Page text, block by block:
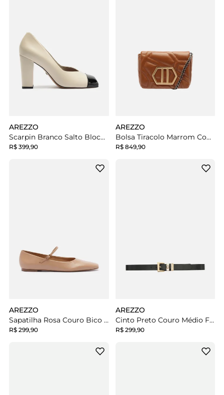
AREZZO
Scarpin Branco Salto Bloco Cap Toe Preto
R$ 399,90
AREZZO
Bolsa Tiracolo Marrom Couro Emma Pequena
R$ 849,90
AREZZO
Sapatilha Rosa Couro Bico Quadrado Tira
R$ 299,90
AREZZO
Cinto Preto Couro Médio Fivela Pedras
R$ 299,90